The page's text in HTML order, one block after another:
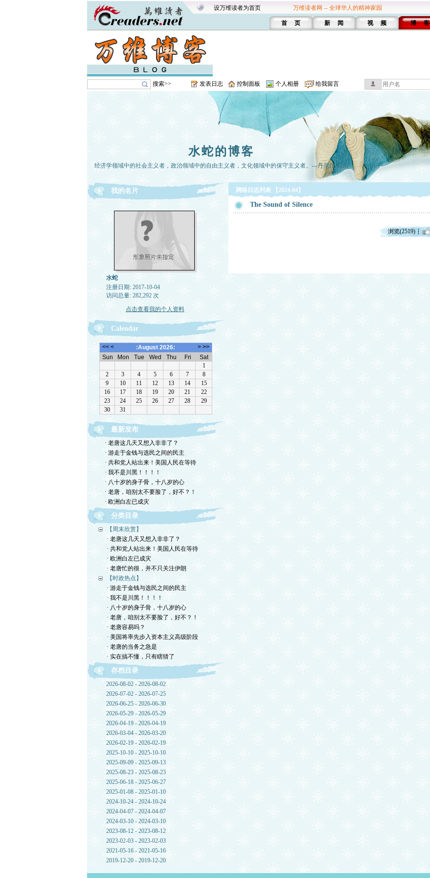
设万维读者为首页 万维读者网 -- 全球华人的精神家园
首 页 新 闻 视 频 博 客
搜索>> 发表日志 控制面板 个人相册 给我留言
水蛇的博客
经济学领域中的社会主义者，政治领域中的自由主义者，文化领域中的保守主义者。---丹尼尔.贝尔
我的名片
水蛇
注册日期: 2017-10-04
访问总量: 282,292 次
点击查看我的个人资料
Calendar
最新发布
· 老唐这几天又想入非非了？
· 游走于金钱与选民之间的民主
· 共和党人站出来！美国人民在等待
· 我不是川黑！！！！
· 八十岁的身子骨，十八岁的心
· 老唐，咱别太不要脸了，好不？！
· 欧洲白左已成灾
分类目录
【周末欣赏】
· 老唐这几天又想入非非了？
· 共和党人站出来！美国人民在等待
· 欧洲白左已成灾
· 老唐忙的很，并不只关注伊朗
【时政热点】
· 游走于金钱与选民之间的民主
· 我不是川黑！！！！
· 八十岁的身子骨，十八岁的心
· 老唐，咱别太不要脸了，好不？！
· 老唐容易吗？
· 美国将率先步入资本主义高级阶段
· 老唐的当务之急是
· 实在搞不懂，只有瞎猜了
存档目录
2026-08-02 - 2026-08-02
2026-07-02 - 2026-07-25
2026-06-25 - 2026-06-30
2026-05-29 - 2026-05-29
2026-04-19 - 2026-04-19
2026-03-04 - 2026-03-20
2026-02-19 - 2026-02-19
2025-10-10 - 2025-10-10
2025-09-09 - 2025-09-13
2025-08-23 - 2025-08-23
2025-06-18 - 2025-06-27
2025-01-08 - 2025-01-10
2024-10-24 - 2024-10-24
2024-04-07 - 2024-04-07
2024-03-10 - 2024-03-10
2023-08-12 - 2023-08-12
2023-02-03 - 2023-02-03
2021-05-16 - 2021-05-16
2019-12-20 - 2019-12-20
网络日志列表 【2024-04】
The Sound of Silence
浏览(2519)